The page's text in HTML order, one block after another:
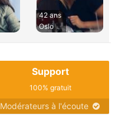
42 ans
Oslo
Support
100% gratuit
Modérateurs à l'écoute